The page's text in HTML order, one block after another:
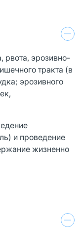
рвота, эрозивно-
тракта (в
эрозивного
и проведение
жизненно